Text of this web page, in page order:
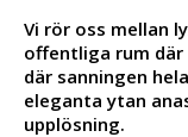
Vi rör oss mellan
offentliga rum
där sanningen
eleganta ytan
upplösning.